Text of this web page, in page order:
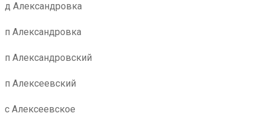
д Александровка
п Александровка
п Александровский
п Алексеевский
с Алексеевское